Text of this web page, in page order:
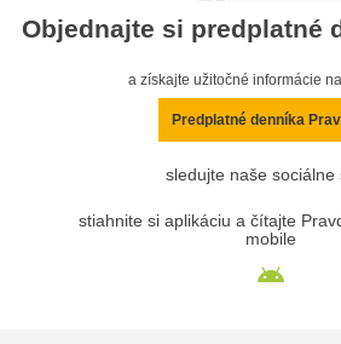
Objednajte si predplatné
a získajte užitočné informácie
Predplatné denníka
sledujte naše sociálne
stiahnite si aplikáciu a čítajte
mobile